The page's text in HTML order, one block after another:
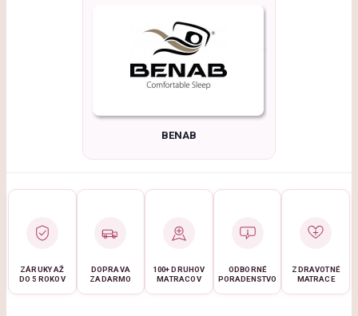
BENAB
ZÁRUKY AŽ
DO 5 ROKOV
DOPRAVA
ZADARMO
100+ DRUHOV
MATRACOV
ODBORNÉ
PORADENSTVO
ZDRAVOTNÉ
MATRACE